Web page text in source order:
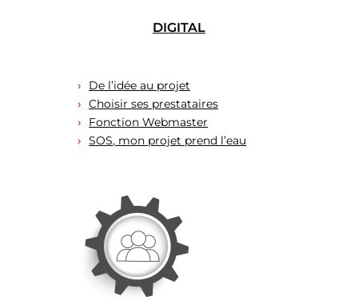
DIGITAL
De l’idée au projet
Choisir ses prestataires
Fonction Webmaster
SOS, mon projet prend l’eau